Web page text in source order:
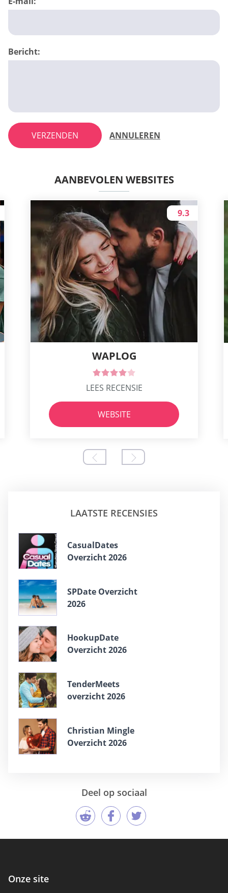
Bericht:
VERZENDEN ANNULEREN
AANBEVOLEN WEBSITES
WAPLOG
9.3
LEES RECENSIE
WEBSITE
LAATSTE RECENSIES
СasualDates
Overzicht 2026
SPDate Overzicht
2026
HookupDate
Overzicht 2026
TenderMeets
overzicht 2026
Christian Mingle
Overzicht 2026
Deel op sociaal
Onze site